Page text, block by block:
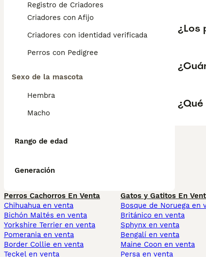
Registro de Criadores
Criadores con Afijo
Criadores con identidad verificada
Perros con Pedigree
Sexo de la mascota
Hembra
Macho
Rango de edad
Generación
¿Los
Perros Cachorros En Venta
Chihuahua en venta
Bichón Maltés en venta
Yorkshire Terrier en venta
Pomerania en venta
Border Collie en venta
Teckel en venta
Gatos y Gatitos En
Bosque de Noruega en
Británico en venta
Sphynx en venta
Bengalí en venta
Maine Coon en venta
Persa en venta